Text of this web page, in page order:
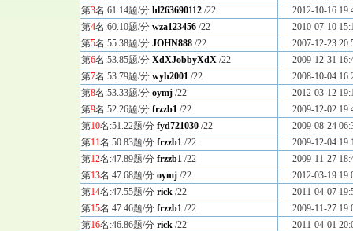
第3名:61.14题/分 hl263690112 /22
2012-10-16
第4名:60.10题/分 wza123456 /22
2010-07-10
第5名:55.38题/分 JOHN888 /22
2007-12-23
第6名:53.85题/分 XdXJobbyXdX /22
2009-12-31
第7名:53.79题/分 wyh2001 /22
2008-10-04
第8名:53.33题/分 oymj /22
2012-03-12
第9名:52.26题/分 frzzb1 /22
2009-12-02
第10名:51.22题/分 fyd721030 /22
2009-08-24
第11名:50.83题/分 frzzb1 /22
2009-12-04
第12名:47.89题/分 frzzb1 /22
2009-11-27
第13名:47.68题/分 oymj /22
2012-03-19
第14名:47.55题/分 rick /22
2011-04-07
第15名:47.46题/分 frzzb1 /22
2009-11-27
第16名:46.86题/分 rick /22
2011-04-01